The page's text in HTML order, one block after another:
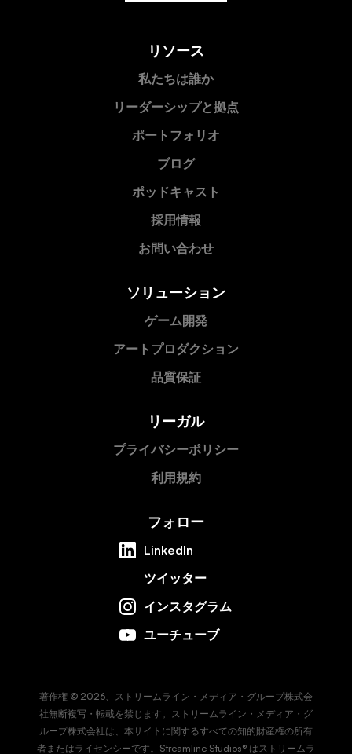
リソース
私たちは誰か
リーダーシップと拠点
ポートフォリオ
ブログ
ポッドキャスト
採用情報
お問い合わせ
ソリューション
ゲーム開発
アートプロダクション
品質保証
リーガル
プライバシーポリシー
利用規約
フォロー
LinkedIn
ツイッター
インスタグラム
ユーチューブ
著作権 © 2026、ストリームライン・メディア・グループ株式会
社無断複写・転載を禁じます。ストリームライン・メディア・グ
ループ株式会社は、本サイトに関するすべての知的財産権の所有
者またはライセンシーです。Streamline Studios® はストリームラ